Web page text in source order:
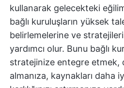
kullanarak gelecekteki
bağlı kuruluşların yüksek
belirlemelerine ve
yardımcı olur. Bunu bağlı
stratejinize entegre etmek,
almanıza, kaynakları daha